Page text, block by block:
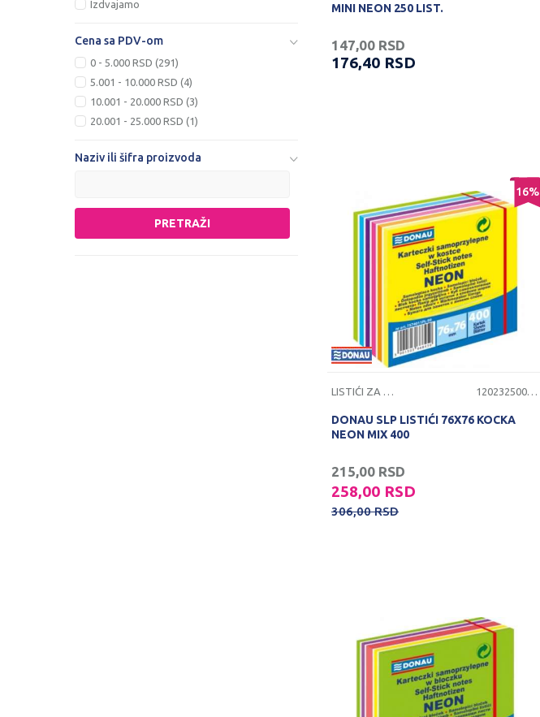
Izdvajamo
Cena sa PDV-om
0 - 5.000 RSD (291)
5.001 - 10.000 RSD (4)
10.001 - 20.000 RSD (3)
20.001 - 25.000 RSD (1)
Naziv ili šifra proizvoda
PRETRAŽI
MINI NEON 250 LIST.
147,00 RSD
176,40 RSD
16%
LISTIĆI ZA PORUKE 1202325000628
DONAU SLP LISTIĆI 76X76 KOCKA
NEON MIX 400
215,00 RSD
258,00 RSD
306,00RSD